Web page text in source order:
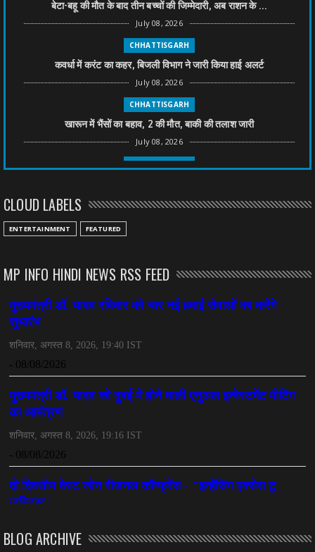
बेटा-बहू की मौत के बाद तीन बच्चों की जिम्मेदारी, अब राशन के ...
July 08, 2026
CHHATTISGARH
कवर्धा में करंट का कहर, बिजली विभाग ने जारी किया हाई अलर्ट
July 08, 2026
CHHATTISGARH
खारून में भैंसों का बहाव, 2 की मौत, बाकी की तलाश जारी
July 08, 2026
CHHATTISGARH
July 08, 2026
CHHATTISGARH
महादेव ऐप केस में बड़ा एक्शन, सौरभ चंद्राकर हिरासत में
CHHATTISGARH
July 07, 2026
CLOUD LABELS
ENTERTAINMENT FEATURED
MP INFO HINDI NEWS RSS FEED
BLOG ARCHIVE